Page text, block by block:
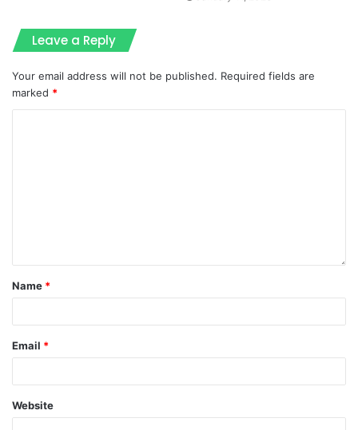
Leave a Reply
Your email address will not be published. Required fields are
marked *
Name *
Email *
Website